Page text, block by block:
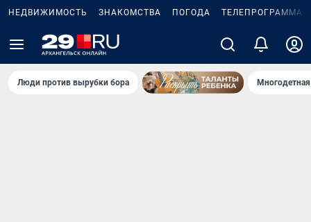
НЕДВИЖИМОСТЬ ЗНАКОМСТВА ПОГОДА ТЕЛЕПРОГРАММА
Люди против вырубки бора